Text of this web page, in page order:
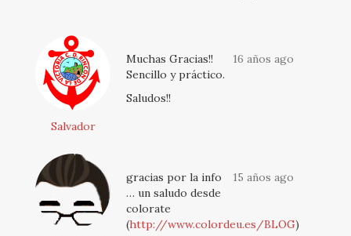
Salvador
16 años ago
Muchas Gracias!!
Sencillo y práctico.
Saludos!!
15 años ago
gracias por la info
… un saludo desde
colorate
(http://www.colordeu.es/BLOG)